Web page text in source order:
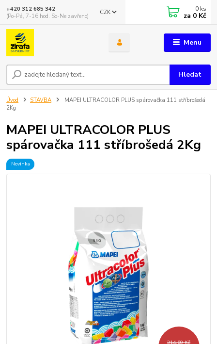
Menu
CZK
Hledat
+420 312 685 342
(Po-Pá, 7-16 hod. So-Ne zavřeno)
0 ks
za 0 Kč
Úvod STAVBA
MAPEI ULTRACOLOR PLUS spárovačka 111 stříbrošedá
2Kg
MAPEI ULTRACOLOR PLUS
spárovačka 111 stříbrošedá 2Kg
Novinka
314,60 Kč